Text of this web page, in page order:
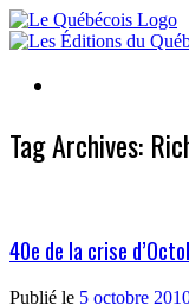
Skip
to
Tag Archives:
40e de la crise
Publié le 5 octobre